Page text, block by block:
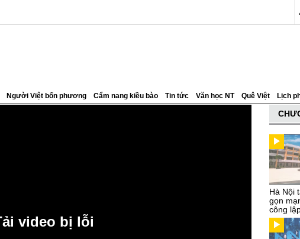
Người Việt bốn phương Cẩm nang kiều bào Tin tức Văn học NT Quê Việt Lịch
Hà Nội
gọn
công